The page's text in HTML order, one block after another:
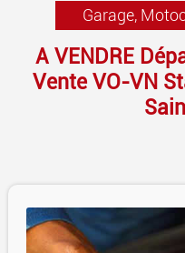
Garage,
A VENDRE
Vente VO-VN